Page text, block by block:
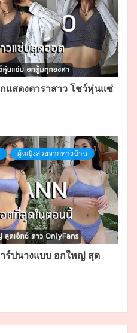
แสดงดาราสาว โชว์หุ่นแซ่
ผู้หญิงสวยจากทางบ้าน
ร์ปนางแบบ อกใหญ่ สุด